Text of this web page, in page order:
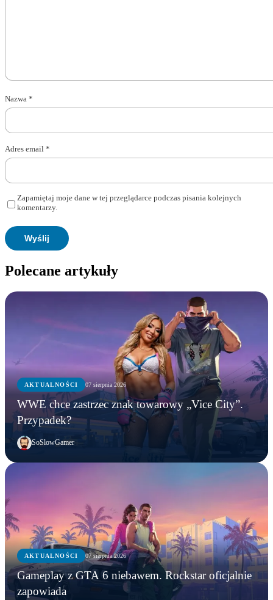
Nazwa *
Adres email *
Zapamiętaj moje dane w tej przeglądarce podczas pisania kolejnych
komentarzy.
Polecane artykuły
AKTUALNOŚCI 07 sierpnia 2026
WWE chce zastrzec znak towarowy „Vice City”.
Przypadek?
SoSlowGamer
AKTUALNOŚCI 07 sierpnia 2026
Gameplay z GTA 6 niebawem. Rockstar oficjalnie
zapowiada